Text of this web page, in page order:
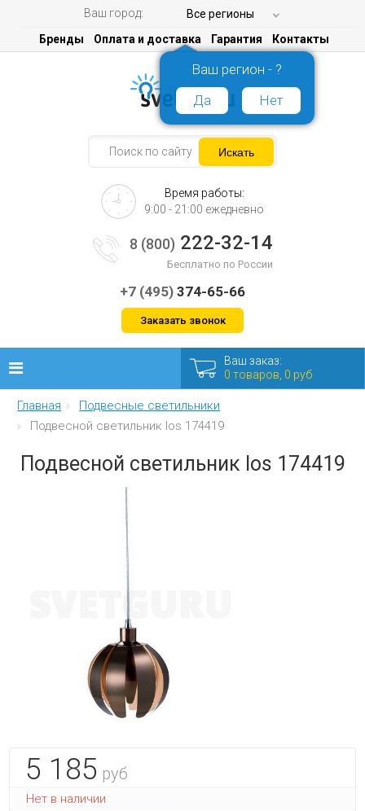
Ваш город: Все регионы
Ваш регион - ?
Да
Нет
Бренды Оплата и доставка Гарантия Контакты
Время работы:
9:00 - 21:00 ежедневно
8 (800) 222-32-14
Бесплатно по России
+7 (495) 374-65-66
Заказать звонок
Люстры
Интерьерные
Распродажа
Мебель
Ваш заказ:
0 товаров, 0 руб
Главная
Подвесные светильники
Подвесной светильник Ios 174419
Подвесной светильник Ios 174419
5 185 руб
Нет в наличии